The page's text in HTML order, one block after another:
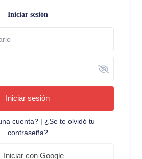
Iniciar sesión
Iniciar sesión
cuenta?| ¿Se te olvidó tu
contraseña?
Iniciar con Google